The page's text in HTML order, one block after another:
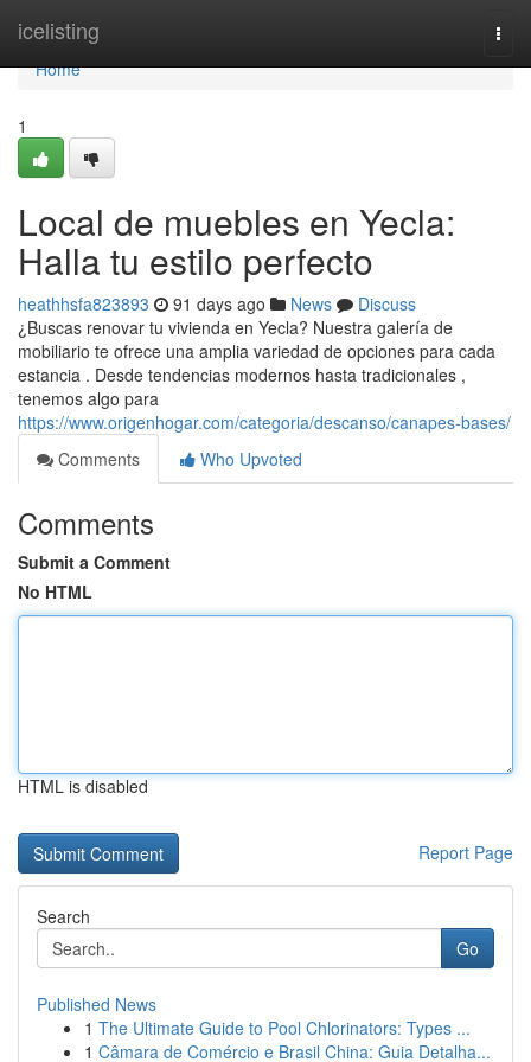
icelisting
Home
Home
1
Local de muebles en Yecla:
Halla tu estilo perfecto
heathhsfa823893 91 days ago News
Discuss
¿Buscas renovar tu vivienda en Yecla? Nuestra galería de
mobiliario te ofrece una amplia variedad de opciones para cada
estancia . Desde tendencias modernos hasta tradicionales ,
tenemos algo para
https://www.origenhogar.com/categoria/descanso/canapes-bases/
Comments
Who Upvoted
Comments
Submit a Comment
No HTML
HTML is disabled
Report Page
Search
Go
Published News
1 The Ultimate Guide to Pool Chlorinators: Types ...
1 Câmara de Comércio e Brasil China: Guia Detalha...